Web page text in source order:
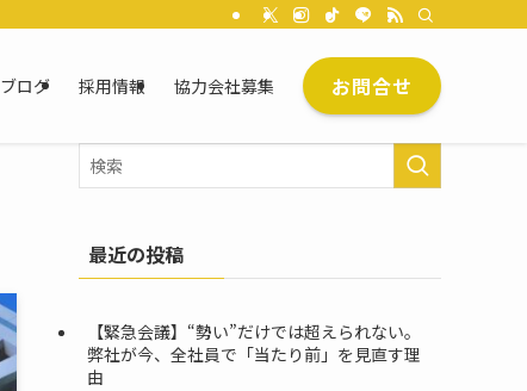
ブログ 採用情報 協力会社募集 お問合せ
最近の投稿
【緊急会議】“勢い”だけでは超えられない。
弊社が今、全社員で「当たり前」を見直す理
由